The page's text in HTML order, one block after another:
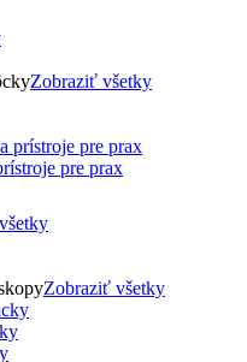
Zobraziť všetky
pre prax
Zobraziť všetky